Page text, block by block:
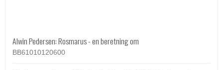
Alwin Pedersen: Rosmarus - en beretning om
BB61010120600